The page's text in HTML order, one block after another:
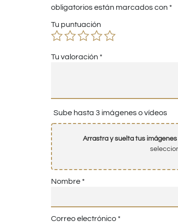
obligatorios están marcados con *
Tu puntuación
Tu valoración *
Sube hasta 3 imágenes o vídeos
Arrastra y suelta tus imágenes
Nombre *
Correo electrónico *